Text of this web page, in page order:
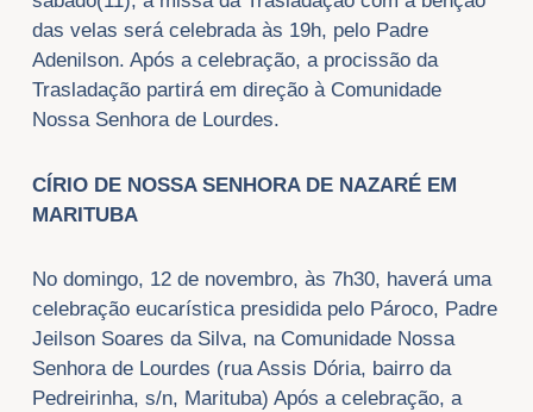
das velas será celebrada às 19h, pelo Padre
Adenilson. Após a celebração, a procissão da
Trasladação partirá em direção à Comunidade
Nossa Senhora de Lourdes.
CÍRIO DE NOSSA SENHORA DE NAZARÉ EM
MARITUBA
No domingo, 12 de novembro, às 7h30, haverá uma
celebração eucarística presidida pelo Pároco, Padre
Jeilson Soares da Silva, na Comunidade Nossa
Senhora de Lourdes (rua Assis Dória, bairro da
Pedreirinha, s/n, Marituba) Após a celebração, a